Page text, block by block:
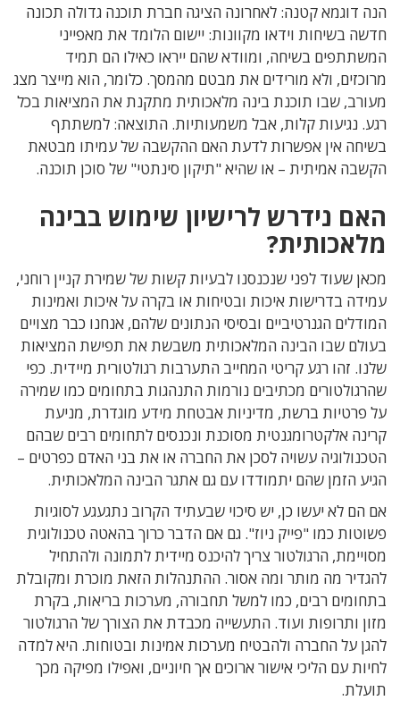
הנה דוגמא קטנה: לאחרונה הציגה חברת תוכנה גדולה תכונה
חדשה בשיחות וידאו מקוונות: יישום הלומד את מאפייני
המשתתפים בשיחה, ומוודא שהם ייראו כאילו הם תמיד
מרוכזים, ולא מורידים את מבטם מהמסך. כלומר, הוא מייצר מצג
מעורב, שבו תוכנת בינה מלאכותית מתקנת את המציאות בכל
רגע. נגיעות קלות, אבל משמעותיות. התוצאה: למשתתף
בשיחה אין אפשרות לדעת האם ההקשבה של עמיתו מבטאת
הקשבה אמיתית – או שהיא "תיקון סינתטי" של סוכן תוכנה.
האם נידרש לרישיון שימוש בבינה
מלאכותית?
מכאן שעוד לפני שנכנסנו לבעיות קשות של שמירת קניין רוחני,
עמידה בדרישות איכות ובטיחות או בקרה על איכות ואמינות
המודלים הגנרטיביים ובסיסי הנתונים שלהם, אנחנו כבר מצויים
בעולם שבו הבינה המלאכותית משבשת את תפישת המציאות
שלנו. זהו רגע קריטי המחייב התערבות רגולטורית מיידית. כפי
שהרגולטורים מכתיבים נורמות התנהגות בתחומים כמו שמירה
על פרטיות ברשת, מדיניות אבטחת מידע מוגדרת, מניעת
קרינה אלקטרומגנטית מסוכנת ונכנסים לתחומים רבים שבהם
הטכנולוגיה עשויה לסכן את החברה או את בני האדם כפרטים –
הגיע הזמן שהם יתמודדו עם גם אתגר הבינה המלאכותית.
אם הם לא יעשו כן, יש סיכוי שבעתיד הקרוב נתגעגע לסוגיות
פשוטות כמו "פייק ניוז". גם אם הדבר כרוך בהאטה טכנולוגית
מסויימת, הרגולטור צריך להיכנס מיידית לתמונה ולהתחיל
להגדיר מה מותר ומה אסור. ההתנהלות הזאת מוכרת ומקובלת
בתחומים רבים, כמו למשל תחבורה, מערכות בריאות, בקרת
מזון ותרופות ועוד. התעשייה מכבדת את הצורך של הרגולטור
להגן על החברה ולהבטיח מערכות אמינות ובטוחות. היא למדה
לחיות עם הליכי אישור ארוכים אך חיוניים, ואפילו מפיקה מכך
תועלת.